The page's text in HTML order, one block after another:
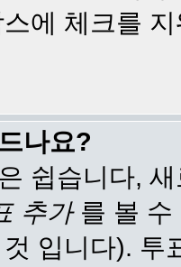
에 체크를
나요?
쉽습니다,
추가를 볼 수
입니다).